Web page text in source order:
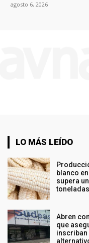
agosto 6, 2026
LO MÁS LEÍDO
blanco
supera
toneladas
Abren
que
inscriban